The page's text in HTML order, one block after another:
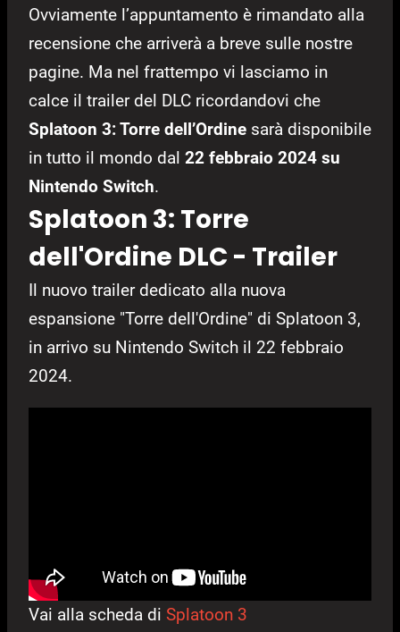
Ovviamente l’appuntamento è rimandato alla
recensione che arriverà a breve sulle nostre
pagine. Ma nel frattempo vi lasciamo in
calce il trailer del DLC ricordandovi che
Splatoon 3: Torre dell’Ordine sarà disponibile
in tutto il mondo dal 22 febbraio 2024 su
Nintendo Switch.
Splatoon 3: Torre
dell'Ordine DLC - Trailer
Il nuovo trailer dedicato alla nuova
espansione "Torre dell'Ordine" di Splatoon 3,
in arrivo su Nintendo Switch il 22 febbraio
2024.
Vai alla scheda di Splatoon 3